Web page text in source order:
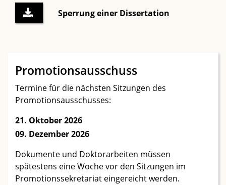
Sperrung einer Dissertation
Promotionsausschuss
Termine für die nächsten Sitzungen des
Promotionsausschusses:
21. Oktober 2026
09. Dezember 2026
Dokumente und Doktorarbeiten müssen
spätestens eine Woche vor den Sitzungen im
Promotionssekretariat eingereicht werden.